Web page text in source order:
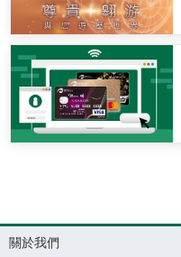
關於我們